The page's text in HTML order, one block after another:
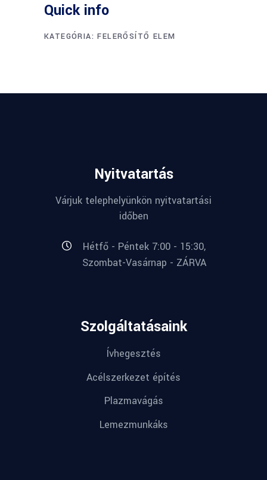
Quick info
KATEGÓRIA:FELERŐSÍTŐ ELEM
Nyitvatartás
Várjuk telephelyünkön nyitvatartási
időben
Hétfő - Péntek 7:00 - 15:30,
Szombat-Vasárnap - ZÁRVA
Szolgáltatásaink
Ívhegesztés
Acélszerkezet építés
Plazmavágás
Lemezmunkáks